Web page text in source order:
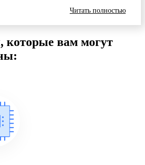
Читать полностью
которые вам могут